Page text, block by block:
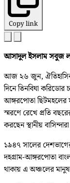
Copy link
আসাদুল ইসলাম সবুজ
আজ ২৬ জুন, ঐতিহাসিক
দিনে তিনবিঘা করিডোর
আঙ্গরপোতা ছিটমহলের
স্মরণে রেখে প্রতি
করছেন স্থানীয়
১৯৪৭ সালের
দহগ্রাম-আঙ্গরপোতা
থাকায় এ অঞ্চলের মানুষ